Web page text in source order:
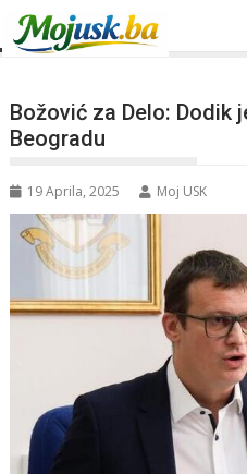
Božović za Delo: Dodik
Beogradu
19 Aprila, 2025 Moj USK